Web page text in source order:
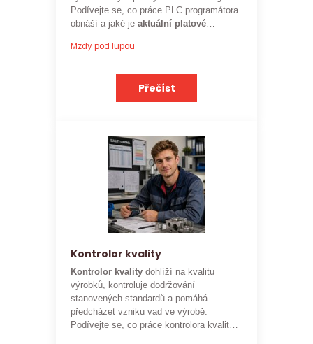
Podívejte se, co práce PLC programátora
obnáší a jaké jeaktuální platové
Mzdy pod lupou
Přečíst
Kontrolor kvality
Kontrolor kvalitydohlíží na kvalitu
výrobků, kontroluje dodržování
stanovených standardů a pomáhá
předcházet vzniku vad ve výrobě.
Podívejte se, co práce kontrolora kvality